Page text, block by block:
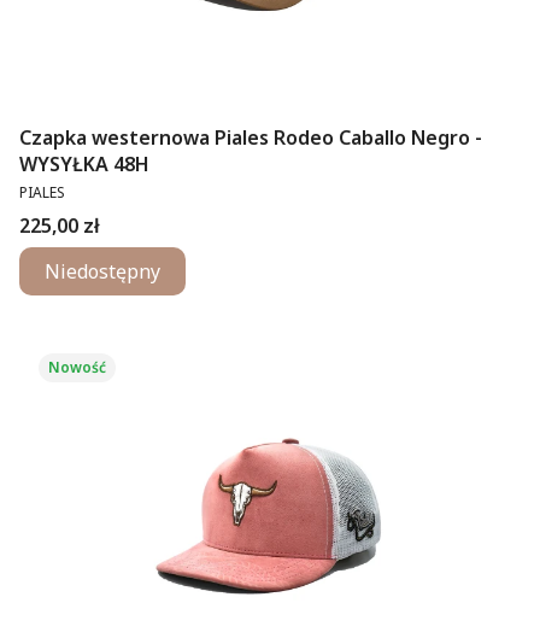
Czapka westernowa Piales Rodeo Caballo Negro -
WYSYŁKA 48H
PRODUCENT
PIALES
Cena
225,00 zł
Niedostępny
Nowość